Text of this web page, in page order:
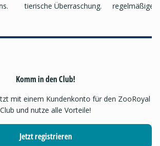
tierische Überraschung.
regelmäßigen
Komm in den Club!
mit einem Kundenkonto für den ZooRoyal
Club und nutze alle Vorteile!
Jetzt registrieren